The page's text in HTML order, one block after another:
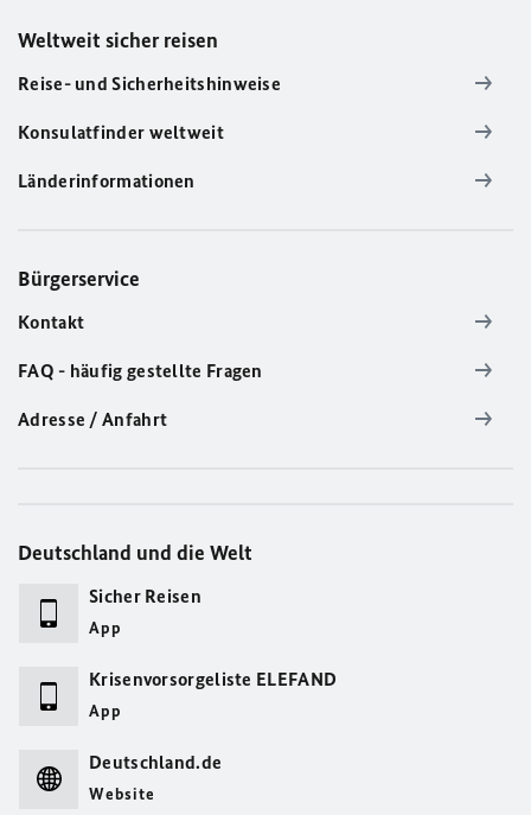
Weltweit sicher reisen
Reise- und Sicherheitshinweise
Konsulatfinder weltweit
Länderinformationen
Bürgerservice
Kontakt
FAQ - häufig gestellte Fragen
Adresse / Anfahrt
Deutschland und die Welt
Sicher Reisen
App
Krisenvorsorgeliste ELEFAND
App
Deutschland.de
Website